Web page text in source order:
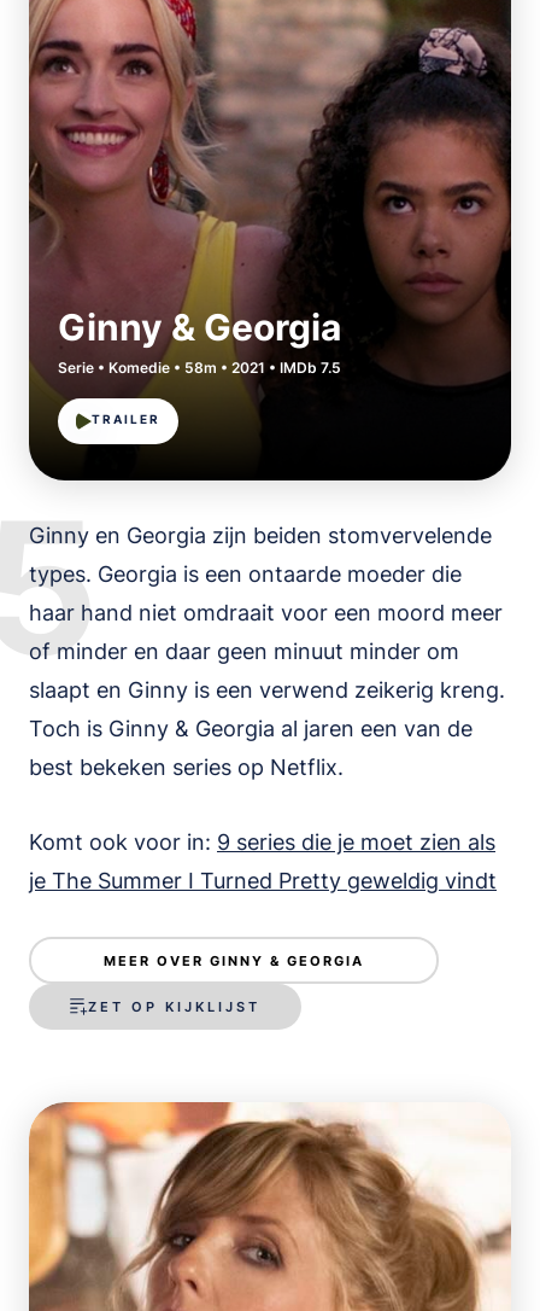
Ginny & Georgia
Serie • Komedie • 58m • 2021 • IMDb 7.5
TRAILER
Ginny en Georgia zijn beiden stomvervelende
types. Georgia is een ontaarde moeder die
haar hand niet omdraait voor een moord meer
of minder en daar geen minuut minder om
slaapt en Ginny is een verwend zeikerig kreng.
Toch is Ginny & Georgia al jaren een van de
best bekeken series op Netflix.
Komt ook voor in: 9 series die je moet zien als
je The Summer I Turned Pretty geweldig vindt
MEER OVER GINNY & GEORGIA
ZET OP KIJKLIJST